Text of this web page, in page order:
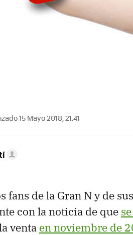
15 Mayo 2018, 21:41
fans de la Gran N y de
con la noticia de que
venta en noviembre de